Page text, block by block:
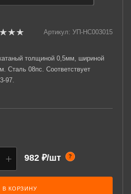
Артикул: УП-НС003015
толщиной 0,5мм, шириной
Сталь 08пс. Соответствует
97.
982 ₽/шт ?
В КОРЗИНУ